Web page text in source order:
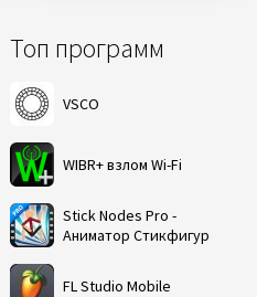
Топ программ
VSCO
WIBR+ взлом Wi-Fi
Stick Nodes Pro -
Аниматор Стикфигур
FL Studio Mobile